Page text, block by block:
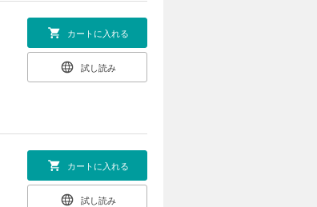
カートに入れる
試し読み
カートに入れる
試し読み